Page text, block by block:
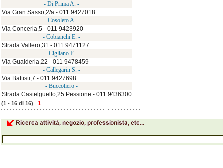
- Di Prima A. -
Via Gran Sasso,2/a - 011 9427018
- Cosoleto A. -
Via Conceria,5 - 011 9423920
- Cobianchi E. -
Strada Vallero,31 - 011 9471127
- Cigliano F. -
Via Gualderia,22 - 011 9478459
- Callegarin S. -
Via Battisti,7 - 011 9427698
- Buccoliero -
Strada Castelguelfo,25 Pessione - 011 9436300
(1 - 16 di 16) 1